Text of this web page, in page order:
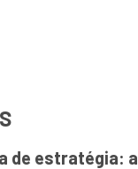
de estratégia: a